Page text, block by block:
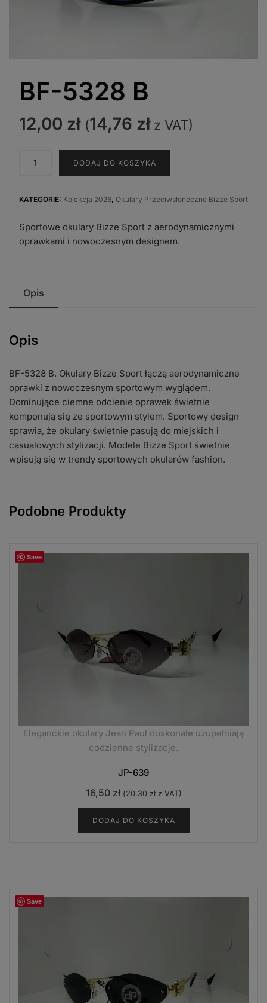
BF-5328 B
12,00 zł (14,76 złz VAT)
B
DODAJ DO KOSZYKA
KATEGORIE: Kolekcja 2026, Okulary Przeciwsłoneczne Bizze Sport
Sportowe okulary Bizze Sport z aerodynamicznymi
oprawkami i nowoczesnym designem.
Opis
Opis
BF-5328 B. Okulary Bizze Sport łączą aerodynamiczne
oprawki z nowoczesnym sportowym wyglądem.
Dominujące ciemne odcienie oprawek świetnie
komponują się ze sportowym stylem. Sportowy design
sprawia, że okulary świetnie pasują do miejskich i
casualowych stylizacji. Modele Bizze Sport świetnie
wpisują się w trendy sportowych okularów fashion.
Podobne Produkty
Save
Eleganckie okulary Jean Paul doskonale uzupełniają
codzienne stylizacje.
JP-639
16,50 zł (20,30 złz VAT)
DODAJ DO KOSZYKA
Save